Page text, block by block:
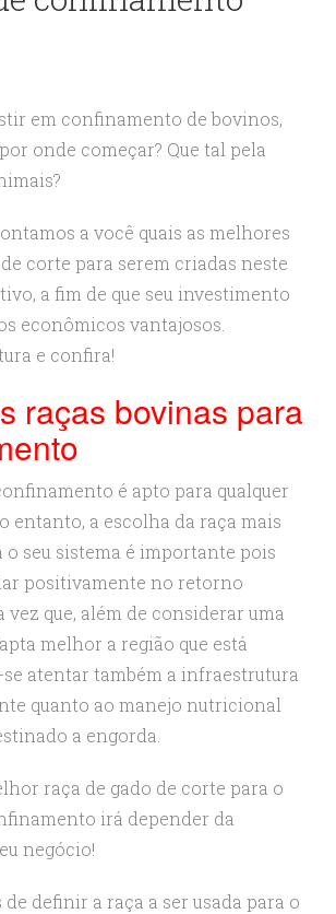
em confinamento de bovinos,
onde começar? Que tal pela
a você quais as melhores
corte para serem criadas neste
a fim de que seu investimento
econômicos vantajosos.
e confira!
raças bovinas para
é apto para qualquer
entanto, a escolha da raça mais
o seu sistema é importante pois
positivamente no retorno
vez que, além de considerar uma
melhor a região que está
atentar também a infraestrutura
quanto ao manejo nutricional
a engorda.
raça de gado de corte para o
irá depender da
negócio!
de definir a raça a ser usada para o